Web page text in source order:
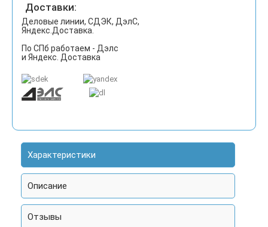
Доставки:
Деловые линии, СДЭК, ДэлС,
Яндекс.Доставка.
По СПб работаем - Дэлс
и Яндекс. Доставка
Характеристики
Описание
Отзывы